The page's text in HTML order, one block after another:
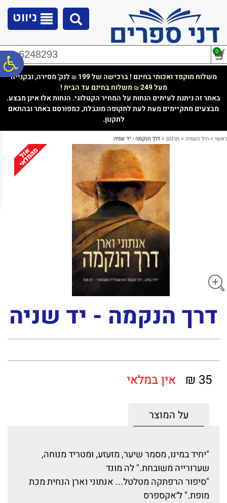
נגישות
ניווט
02-6248293 0
משלוח מוקפד ואכותי בחינם ! ברכישה של 199 ₪ לנק' מסירה, ובקנייה
מעל 249
₪משלוח בחינם עד הבית !
באתר זה ניתנת לעיתים הנחות על המחיר הקטלוגי. הנחות אלו אינן מבצע.
מבצעים מתקיימים מעת לעת לתקופה מוגבלת, כמפורסם באתר ובהתאם
לתקנון.
ראשי >היד השניה > תרגום >דרך הנקמה - יד שניה
דרך הנקמה - יד שניה
35 ₪ אין במלאי
על המוצר
"יחיד במינו, מסמר שיער, מזעזע, ומטריד מנוחה,
שערורייה משובחת." לה מונד
"סיפור הרפתקה מטלטל... אנתוני וארן הנחית מכת
מופת." ל׳אקספרס